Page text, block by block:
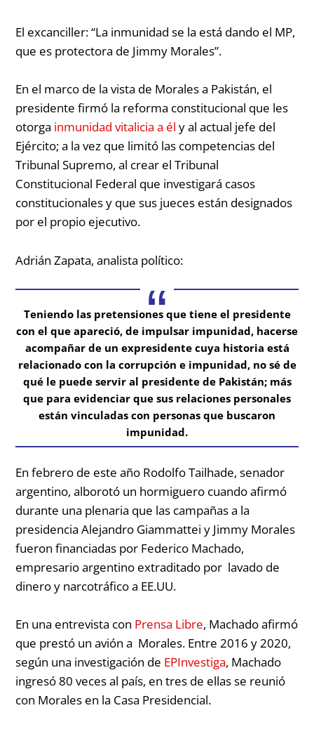
El excanciller:“La inmunidad se la está dando el MP,
que es protectora de Jimmy Morales”.
En el marco de la vista de Morales a Pakistán, el
presidente firmó la reforma constitucional que les
otorga inmunidad vitalicia a él y al actual jefe del
Ejército; a la vez que limitó las competencias del
Tribunal Supremo, al crear el Tribunal
Constitucional Federal que investigará casos
constitucionales y que sus jueces están designados
por el propio ejecutivo.
Adrián Zapata, analista político:
Teniendo las pretensiones que tiene el presidente
con el que apareció, de impulsar impunidad, hacerse
acompañar de un expresidente cuya historia está
relacionado con la corrupción e impunidad, no sé de
qué le puede servir al presidente de Pakistán; más
que para evidenciar que sus relaciones personales
están vinculadas con personas que buscaron
impunidad.
En febrero de este año Rodolfo Tailhade, senador
argentino, alborotó un hormiguero cuando afirmó
durante una plenaria que las campañas a la
presidencia Alejandro Giammattei y Jimmy Morales
fueron financiadas por Federico Machado,
empresario argentino extraditado por lavado de
dinero y narcotráfico a EE.UU.
En una entrevista con Prensa Libre, Machado afirmó
que prestó un avión a Morales. Entre 2016 y 2020,
según una investigación de EPInvestiga, Machado
ingresó 80 veces al país, en tres de ellas se reunió
con Morales en la Casa Presidencial.